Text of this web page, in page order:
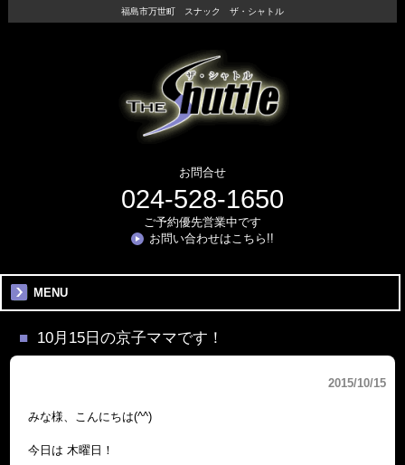
福島市万世町 スナック ザ・シャトル
お問合せ
024-528-1650
ご予約優先営業中です
お問い合わせはこちら!!
MENU
10月15日の京子ママです！
2015/10/15
みな様、こんにちは(^^)
今日は 木曜日！